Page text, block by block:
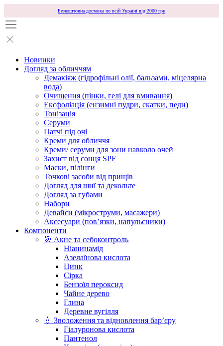
Безкоштовна доставка по всій Україні від 2000 грн
Новинки
Догляд за обличчям
Демакіяж (гідрофільні олії, бальзами, міцелярна
вода)
Очищення (пінки, гелі для вмивання)
Ексфоліація (ензимні пудри, скатки, педи)
Тонізація
Серуми
Патчі під очі
Креми для обличчя
Креми/ серуми для зони навколо очей
Захист від сонця SPF
Маски, пілінги
Точкові засоби від прищів
Догляд для шиї та декольте
Догляд за губами
Набори
Девайси (мікроструми, масажери)
Аксесуари (повʼязки, напульсники)
Компоненти
🎯 Акне та себоконтроль
Ніацинамід
Азелаїнова кислота
Цинк
Сірка
Бензоїл пероксид
Чайне дерево
Глина
Деревне вугілля
💧 Зволоження та відновлення бар’єру
Гіалуронова кислота
Пантенол